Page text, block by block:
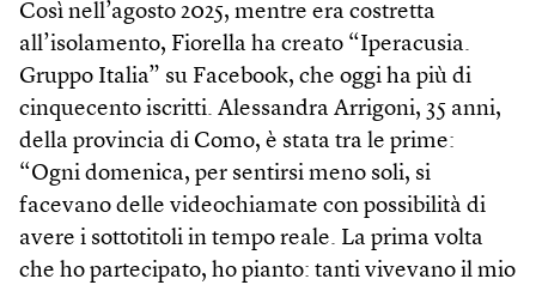
Così nell’agosto 2025, mentre era costretta
all’isolamento, Fiorella ha creato “Iperacusia.
Gruppo Italia” su Facebook, che oggi ha più di
cinquecento iscritti. Alessandra Arrigoni, 35 anni,
della provincia di Como, è stata tra le prime:
“Ogni domenica, per sentirsi meno soli, si
facevano delle videochiamate con possibilità di
avere i sottotitoli in tempo reale. La prima volta
che ho partecipato, ho pianto: tanti vivevano il mio